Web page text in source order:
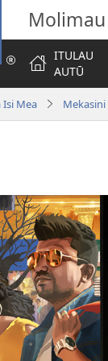
ITULAU
AUTŪ
Mea Mekasini